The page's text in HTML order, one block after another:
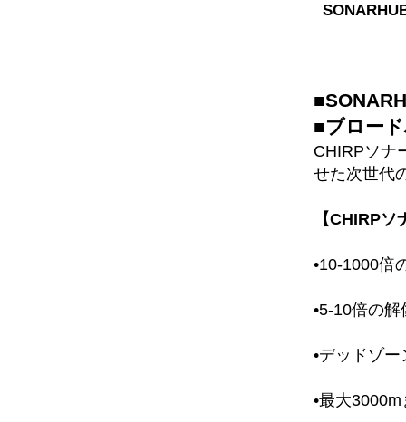
■ブロー
CHIRPソナ
せた次世代
【CHIRP
•10-1000倍
•5-10倍の解
•デッドゾ
•最大